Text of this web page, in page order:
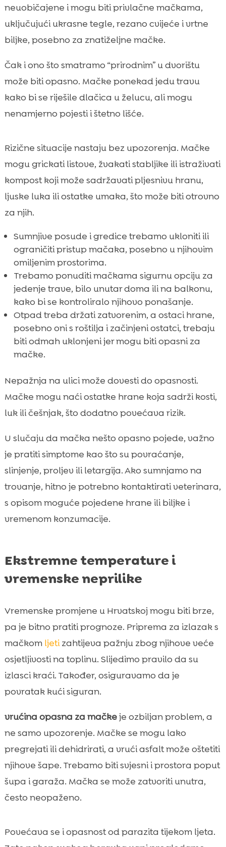
neuobičajene i mogu biti privlačne mačkama,
uključujući ukrasne tegle, rezano cvijeće i vrtne
biljke, posebno za znatiželjne mačke.
Čak i ono što smatramo “prirodnim” u dvorištu
može biti opasno. Mačke ponekad jedu travu
kako bi se riješile dlačica u želucu, ali mogu
nenamjerno pojesti i štetno lišće.
Rizične situacije nastaju bez upozorenja. Mačke
mogu grickati listove, žvakati stabljike ili istraživati
kompost koji može sadržavati pljesnivu hranu,
ljuske luka ili ostatke umaka, što može biti otrovno
za njih.
Sumnjive posude i gredice trebamo ukloniti ili
ograničiti pristup mačaka, posebno u njihovim
omiljenim prostorima.
Trebamo ponuditi mačkama sigurnu opciju za
jedenje trave, bilo unutar doma ili na balkonu,
kako bi se kontroliralo njihovo ponašanje.
Otpad treba držati zatvorenim, a ostaci hrane,
posebno oni s roštilja i začinjeni ostatci, trebaju
biti odmah uklonjeni jer mogu biti opasni za
mačke.
Nepažnja na ulici može dovesti do opasnosti.
Mačke mogu naći ostatke hrane koja sadrži kosti,
luk ili češnjak, što dodatno povećava rizik.
U slučaju da mačka nešto opasno pojede, važno
je pratiti simptome kao što su povraćanje,
slinjenje, proljev ili letargija. Ako sumnjamo na
trovanje, hitno je potrebno kontaktirati veterinara,
s opisom moguće pojedene hrane ili biljke i
vremenom konzumacije.
Ekstremne temperature i
vremenske neprilike
Vremenske promjene u Hrvatskoj mogu biti brze,
pa je bitno pratiti prognoze. Priprema za izlazak s
mačkom ljetizahtijeva pažnju zbog njihove veće
osjetljivosti na toplinu. Slijedimo pravilo da su
izlasci kraći. Također, osiguravamo da je
povratak kući siguran.
vrućina opasna za mačkeje ozbiljan problem, a
ne samo upozorenje. Mačke se mogu lako
pregrejati ili dehidrirati, a vrući asfalt može oštetiti
njihove šape. Trebamo biti svjesni i prostora poput
šupa i garaža. Mačka se može zatvoriti unutra,
često neopaženo.
Povećava se i opasnost od parazita tijekom ljeta.